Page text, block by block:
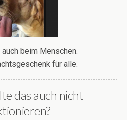
beim Menschen.
für alle.
das auch nicht